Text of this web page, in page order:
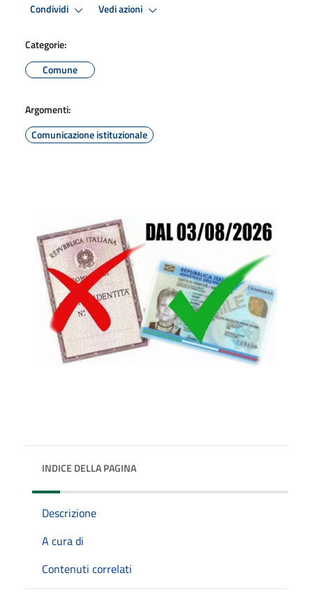
Condividi Vedi azioni
Categorie:
Comune
Argomenti:
Comunicazione istituzionale
INDICE DELLA PAGINA
Descrizione
A cura di
Contenuti correlati